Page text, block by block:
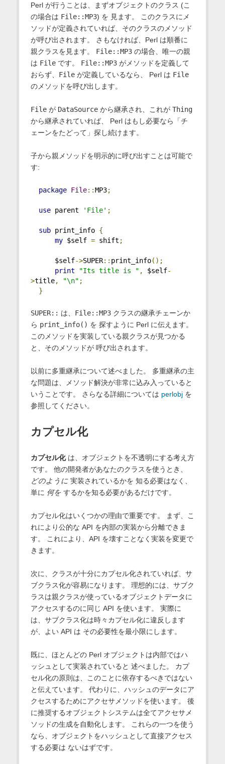
Perl が行うことは、まずオブジェクトのクラス (こ
の場合は File::MP3) を 見ます。 このクラスにメ
ソッドが定義されていれば、そのクラスのメソッド
が呼び出されます。 さもなければ、Perl は順番に
親クラスを見ます。 File::MP3の場合、唯一の親
は Fileです。 File::MP3がメソッドを定義して
おらず、 Fileが定義しているなら、 Perl は File
のメソッドを呼び出します。
Fileが DataSourceから継承され、これが Thing
から継承されていれば、 Perl はもし必要なら「チ
ェーンをたどって」探し続けます。
子から親メソッドを明示的に呼び出すことは可能で
す:
package File::MP3;
use parent 'File' ;
sub print_info {
my $self = shift ;
$self->SUPER:: print_info();
print
"Its title is " , $self-
>title, "\n" ;
}
SUPER:: は、 File::MP3クラスの継承チェーンか
ら print_info() を 探すように Perl に伝えます。
このメソッドを実装している親クラスが見つかる
と、そのメソッドが 呼び出されます。
以前に多重継承について述べました。 多重継承の主
な問題は、メソッド解決が非常に込み入っていると
いうことです。 さらなる詳細については perlobjを
参照してください。
カプセル化
カプセル化は、オブジェクトを不透明にする考え方
です。 他の開発者があなたのクラスを使うとき、
どのように実装されているかを 知る必要はなく、
単に 何を するかを知る必要があるだけです。
カプセル化はいくつかの理由で重要です。 まず、こ
れにより公的な API を内部の実装から分離できま
す。 これにより、API を壊すことなく実装を変更で
きます。
次に、クラスが十分にカプセル化されていれば、サ
ブクラス化が容易になります。 理想的には、サブク
ラスは親クラスが使っているオブジェクトデータに
アクセスするのに同じ API を使います。 実際に
は、サブクラス化は時々カプセル化に違反します
が、よい API は その必要性を最小限にします。
既に、ほとんどの Perl オブジェクトは内部ではハ
ッシュとして実装されていると 述べました。 カプ
セル化の原則は、このことに依存するべきではない
と伝えています。 代わりに、ハッシュのデータにア
クセスするためにアクセサメソッドを使います。 後
に推奨するオブジェクトシステムは全てアクセサメ
ソッドの生成を自動化します。 これらの一つを使う
なら、オブジェクトをハッシュとして直接アクセス
する必要は ないはずです。